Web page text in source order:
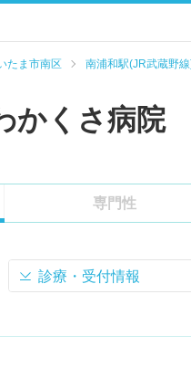
たま市南区 南浦和駅(JR武蔵野
かくさ病院
専門性
診療・受付情報